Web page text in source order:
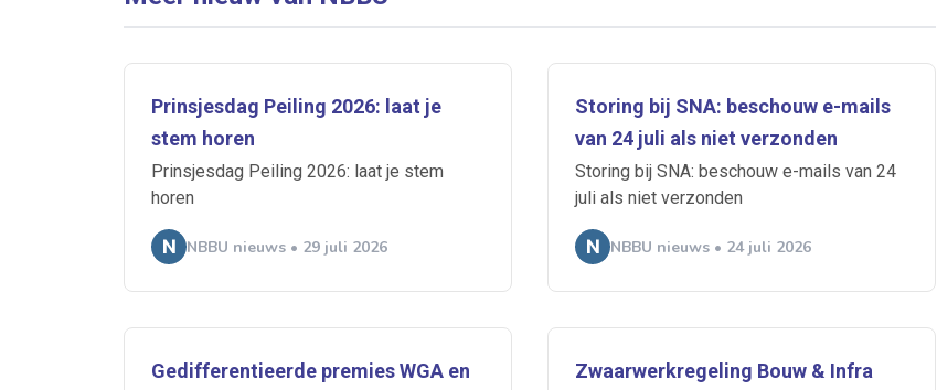
Prinsjesdag Peiling 2026: laat je
stem horen
Prinsjesdag Peiling 2026: laat je stem
horen
NBBU nieuws • 29 juli 2026
Storing bij SNA: beschouw e-mails
van 24 juli als niet verzonden
Storing bij SNA: beschouw e-mails van 24
juli als niet verzonden
NBBU nieuws • 24 juli 2026
Gedifferentieerde premies WGA en
Zwaarwerkregeling Bouw & Infra